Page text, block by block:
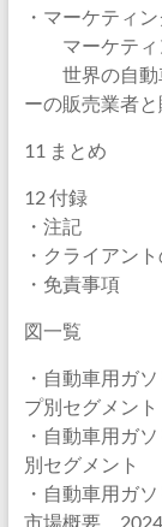
・マーケティ
マーケティ
世界の自動
ーの販売業者
11 まとめ
12 付録
・注記
・クライアン
・免責事項
図一覧
・自動車用ガ
プ別セグメント
・自動車用ガ
別セグメント
・自動車用ガ
市場概要、